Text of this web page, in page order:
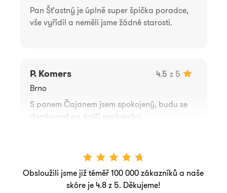
Pan Šťastný je úplně super špička poradce,
vše vyřídil a neměli jsme žádné starosti.
4.5 z 5
P. Komers
Brno
S panem Čajanem jsem spokojený, budu se
domlouvat na další spolupráci.
Obsloužili jsme již téměř 100 000 zákazníků a naše
skóre je 4.8 z 5. Děkujeme!